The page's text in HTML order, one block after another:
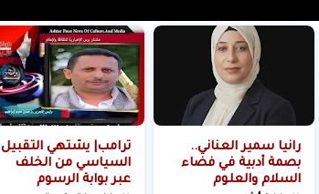
رانيا سمير العناني..
بصمة أدبية في فضاء
السلام والعلوم
ترامب| يشتهي التقبيل
السياسي من الخلف
عبر بوابة الرسوم